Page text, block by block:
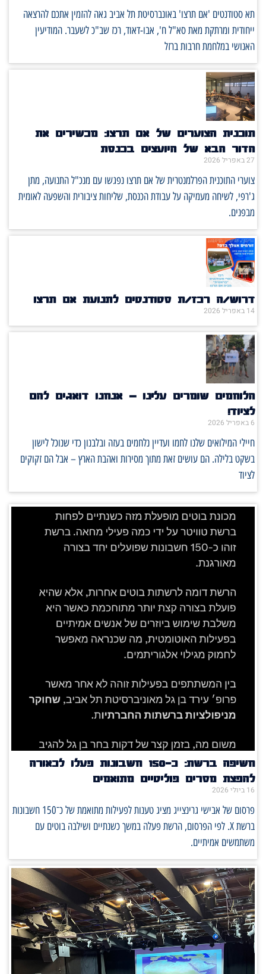
תא סטודנטים 'אם תרצו' באונברסיטת תל אביב גאה להזמין אתכם להרצאה
ייחודית ומרתקת מאת סא"ל ח', אבו-דאוד, רכז שב"כ לשעבר. המודיעין
האנושי במלחמת חרבות ברזל
תוכנית הצוערים של אם תרצו: מכשירים את
הדור הבא של היועצים בכנסת
27 באפריל 2026
צוערי התוכנית הפרלמנטרית של אם תרצו נפגשו עם מנכ"ל התנועה, מתן
ג'רפי, לשיחה מעמיקה על עבודת הכנסת, שליחות ציבורית והשפעה לאומית
מבפנים.
דרוש/ה רכז/ת סטודנטים לתנועת אם תרצו
14 באפריל 2026
הלוחמים שומרים עלינו – אנחנו דואגים להם
לציוד!
6 באפריל 2026
חיילי המילואים שלנו לחמו ועדיין נלחמים בעזה ובלבנון כדי שנוכל לישון
בשקט בלילה. הם עושים זאת מתוך מסירות ואהבת הארץ – אבל הם זקוקים
לציוד
חשיפה ברשת: כ־150 חשבונות פעלו לכאורה
להפצת מסרים פוליטיים מתואמים
16 ביולי 2026
פרסום של אבישי גרינצייג מציג טענות לפעילות מתואמת של כ־150 חשבונות
ברשת X. לפי הפרסום, הרשת פעלה במשך כשנתיים ושילבה בוטים עם
משתמשים אמיתיים.